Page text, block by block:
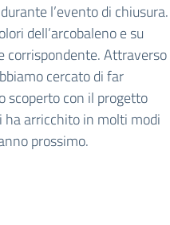
l’evento di chiusura.
dell’arcobaleno e su
corrispondente. Attraverso
cercato di far
scoperto con il progetto
ha arricchito in molti modi
prossimo.